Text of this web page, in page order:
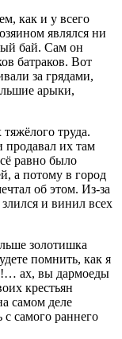
как и у всего
являлся ни
бай. Сам он
батраков. Вот
за грядами,
арыки,
труда.
их там
равно было
а потому в город
об этом. Из-за
и винил всех
золотишка
помнить, как я
ах, вы дармоеды
крестьян
самом деле
с самого раннего